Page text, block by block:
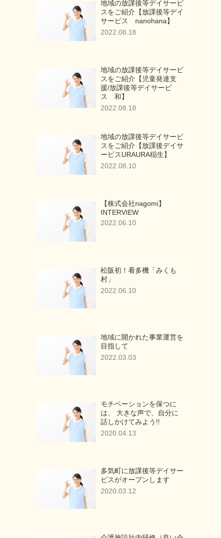
地域の放課後等デイサービ
スをご紹介【放課後等デイ
サービス nanohana】
2022.08.18
地域の放課後等デイサービ
スをご紹介【児童発達支
援/放課後等デイサービ
ス 和】
2022.08.18
地域の放課後等デイサービ
スをご紹介【放課後デイサ
ービスURAURA稲生】
2022.08.10
【株式会社nagomi】
INTERVIEW
2022.06.10
松阪初！看多機「みくも
村」
2022.06.10
地域に開かれた事業運営を
目指して
2022.03.03
モチベーションを保つに
は、 大きな声で、自分に
話しかけてみよう!!
2020.04.13
多気町に放課後等デイサー
ビスがオープンします
2020.03.12